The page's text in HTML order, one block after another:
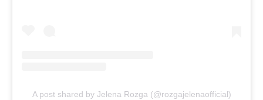
A post shared by Jelena Rozga (@rozgajelenaofficial)